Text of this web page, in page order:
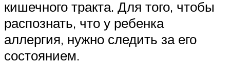
кишечного тракта. Для того, чтобы
распознать, что у ребенка
аллергия, нужно следить за его
состоянием.